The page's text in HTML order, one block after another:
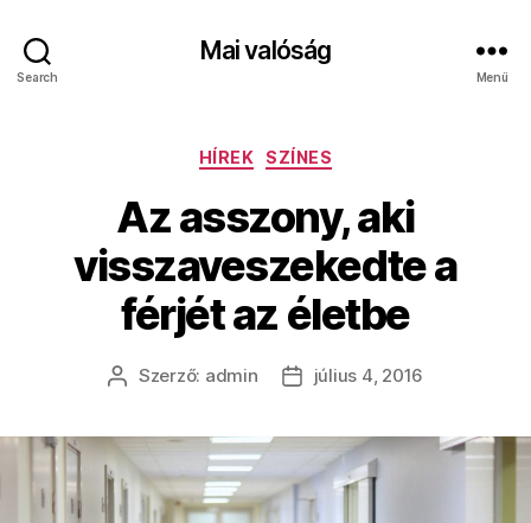
Search
Mai valóság
Menü
Kategóriák
HÍREK SZÍNES
Az asszony, aki
visszaveszekedte a
férjét az életbe
Bejegyzés
Szerző: admin
Bejegyzés
július 4, 2016